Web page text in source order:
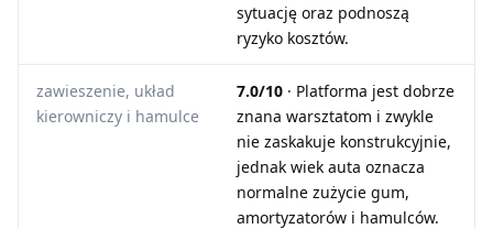
sytuację oraz podnoszą
ryzyko kosztów.
zawieszenie, układ
kierowniczy i hamulce
7.0/10 · Platforma jest dobrze
znana warsztatom i zwykle
nie zaskakuje konstrukcyjnie,
jednak wiek auta oznacza
normalne zużycie gum,
amortyzatorów i hamulców.